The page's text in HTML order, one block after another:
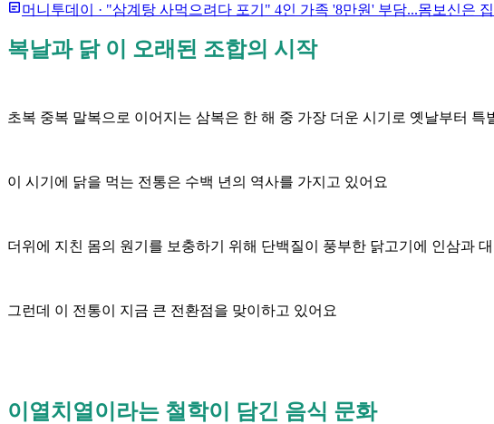
머니투데이 · "삼계탕 사먹으려다 포기" 4인 가족 '8만원' 부담...몸보신은
복날과 닭 이 오래된 조합의 시작
초복 중복 말복으로 이어지는 삼복은 한 해 중 가장 더운 시기로 옛날부터 특
이 시기에 닭을 먹는 전통은 수백 년의 역사를 가지고 있어요
더위에 지친 몸의 원기를 보충하기 위해 단백질이 풍부한 닭고기에 인삼과
그런데 이 전통이 지금 큰 전환점을 맞이하고 있어요
이열치열이라는 철학이 담긴 음식 문화